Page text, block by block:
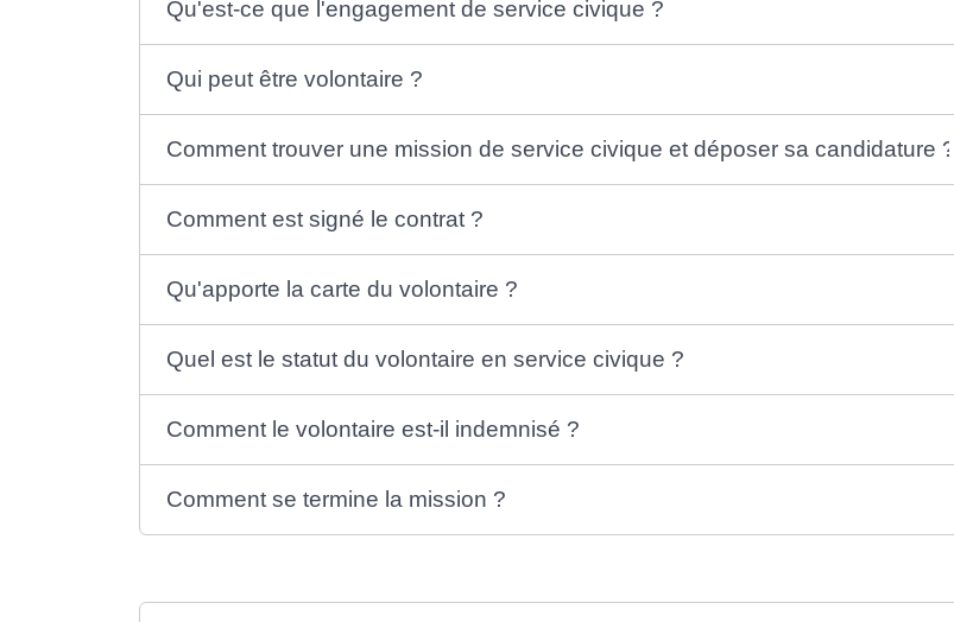
Qu'est-ce que l'engagement de service civique ?
Qui peut être volontaire ?
Comment trouver une mission de service civique et déposer sa candidature ?
Comment est signé le contrat ?
Qu'apporte la carte du volontaire ?
Quel est le statut du volontaire en service civique ?
Comment le volontaire est-il indemnisé ?
Comment se termine la mission ?